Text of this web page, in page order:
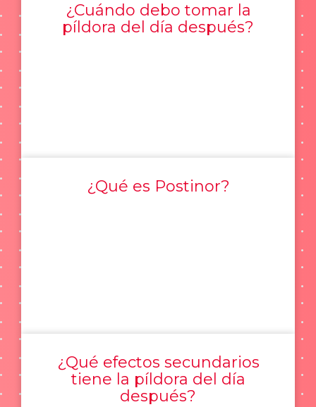
¿Cuándo debo tomar la
píldora del día después?
¿Qué es Postinor?
¿Qué efectos secundarios
tiene la píldora del día
después?